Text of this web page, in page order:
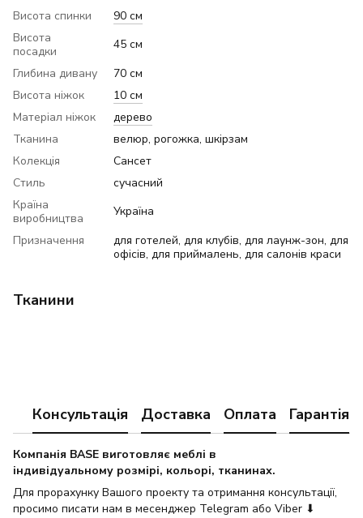
Висота спинки
90 см
Висота
посадки
45 см
Глибина дивану
70 см
Висота ніжок
10 см
Матеріал ніжок
дерево
Тканина
велюр, рогожка, шкірзам
Колекція
Сансет
Стиль
сучасний
Країна
виробництва
Україна
Призначення
для готелей, для клубів, для лаунж-зон, для
офісів, для приймалень, для салонів краси
Тканини
Консультація Доставка Оплата Гарантія
Компанія BASE виготовляє меблі в
індивідуальному розмірі, кольорі, тканинах.
Для прорахунку Вашого проекту та отримання консультації,
просимо писати нам в месенджер Telegram або Viber ⬇